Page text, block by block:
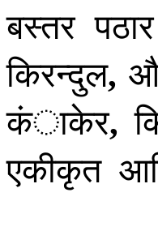
बस्तर
किरन्दुल,
कंाकेर,
एकीकृत